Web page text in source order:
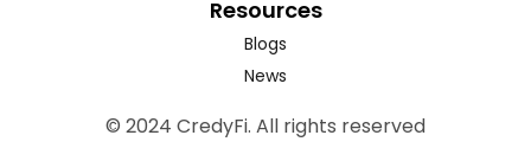
Resources
Blogs
News
© 2024 CredyFi. All rights reserved